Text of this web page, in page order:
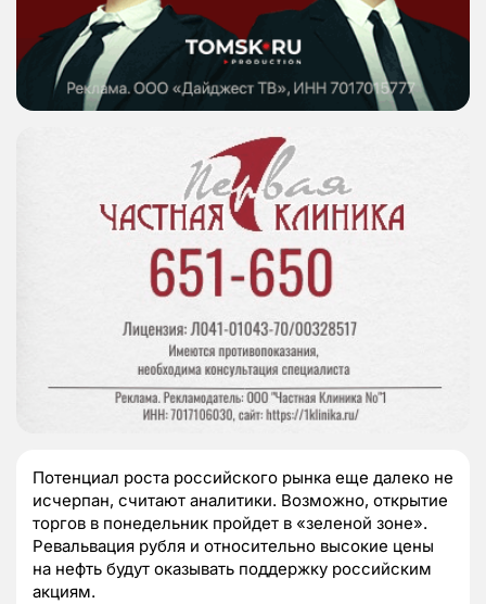
Потенциал роста российского рынка еще далеко не
исчерпан, считают аналитики. Возможно, открытие
торгов в понедельник пройдет в «зеленой зоне».
Ревальвация рубля и относительно высокие цены
на нефть будут оказывать поддержку российским
акциям.